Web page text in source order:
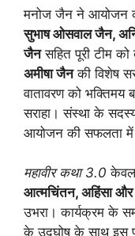
मनोज जैन ने आयोजन
सुभाष ओसवाल जैन,
जैनसहित पूरी टीम को
अमीषा जैनकी विशेष
वातावरण को भक्तिमय
सराहा। संस्था के
आयोजन की सफलता में
महावीर कथा 3.0 केवल
आत्मचिंतन, अहिंसा
उभरा। कार्यक्रम के
के उद्घोष के साथ इस